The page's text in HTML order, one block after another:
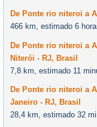
De Ponte rio niteroi a
466 km, estimado 6
De Ponte rio niteroi a
Niterói - RJ, Brasil
7,8 km, estimado 11
De Ponte rio niteroi a
Janeiro - RJ, Brasil
28,4 km, estimado 32